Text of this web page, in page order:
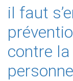
il faut
contre